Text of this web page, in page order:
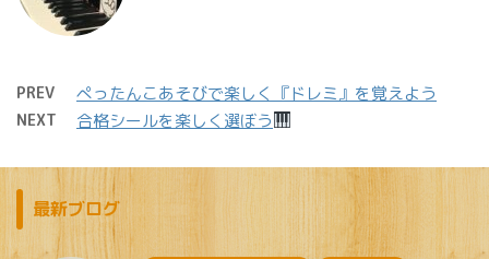
PREV ぺったんこあそびで楽しく『ドレミ』を覚えよう
NEXT 合格シールを楽しく選ぼう
最新ブログ